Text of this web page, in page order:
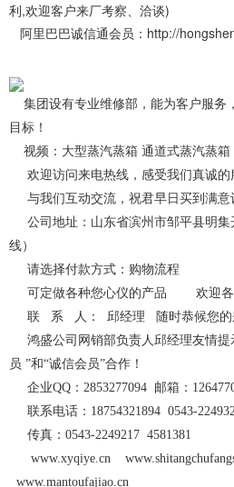
利,欢迎客户来厂考察、洽谈)
阿里巴巴诚信通会员： http://
集团设有专业维修部，能为客户服务
目标！
视频： 大型蒸汽蒸箱 通道式蒸汽蒸
欢迎访问来电热线，感受我们真诚的
与我们互动交流，祝君早日买到满意
公司地址：山东省滨州市邹平县明集
线）
请选择付款方式： 购物流程
可定做各种您心仪的产品 欢迎各
联 系 人： 邱经理 随时恭候您的
鸿盛公司网销部负责人邱经理友情提
员 ”和“诚信会员”合作！
企业QQ：2853277094 邮箱：
联系电话：18754321894 0543-
传真：0543-2249217 4581381
www.xyqiye.cn
www.mantoufajiao.cn